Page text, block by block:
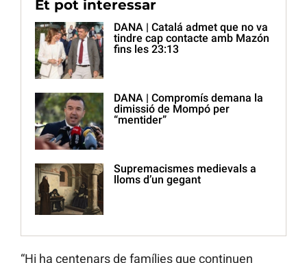
Et pot interessar
DANA | Catalá admet que no va
tindre cap contacte amb Mazón
fins les 23:13
DANA | Compromís demana la
dimissió de Mompó per
“mentider”
Supremacismes medievals a
lloms d’un gegant
“Hi ha centenars de famílies que continuen